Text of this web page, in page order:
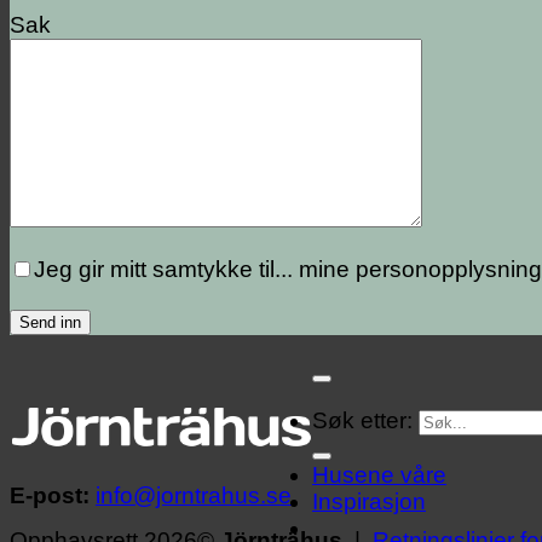
Sak
Jeg gir mitt samtykke til... mine
E-post: info@jorntrahus.se
Søk etter:
Husene våre
Inspirasjon